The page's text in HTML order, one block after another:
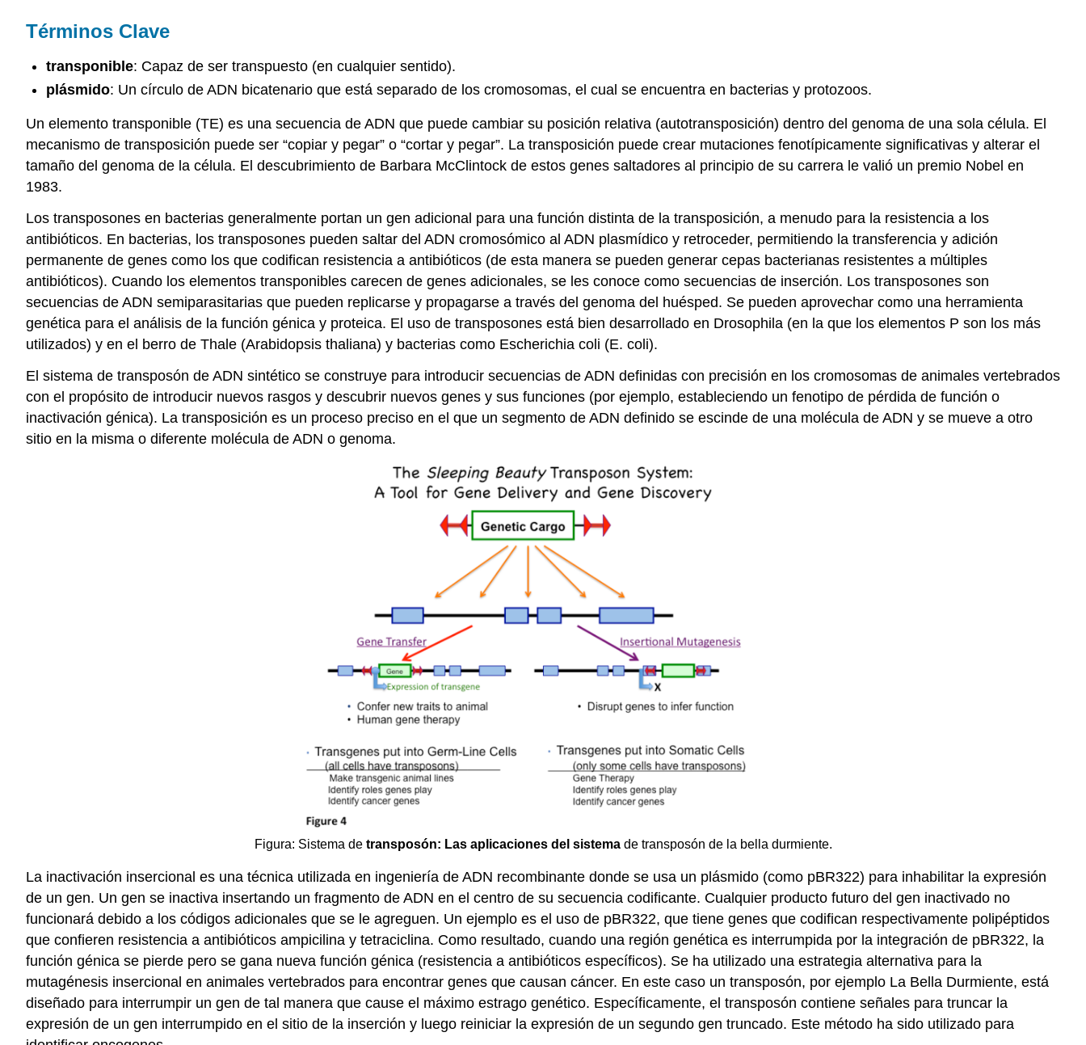
Términos Clave
transponible: Capaz de ser transpuesto (en cualquier sentido).
plásmido: Un círculo de ADN bicatenario que está separado de los cromosomas, el cual se encuentra en bacterias y protozoos.
Un elemento transponible (TE) es una secuencia de ADN que puede cambiar su posición relativa (autotransposición) dentro del genoma de una sola célula. El
mecanismo de transposición puede ser “copiar y pegar” o “cortar y pegar”. La transposición puede crear mutaciones fenotípicamente significativas y alterar el
tamaño del genoma de la célula. El descubrimiento de Barbara McClintock de estos genes saltadores al principio de su carrera le valió un premio Nobel en
1983.
Los transposones en bacterias generalmente portan un gen adicional para una función distinta de la transposición, a menudo para la resistencia a los
antibióticos. En bacterias, los transposones pueden saltar del ADN cromosómico al ADN plasmídico y retroceder, permitiendo la transferencia y adición
permanente de genes como los que codifican resistencia a antibióticos (de esta manera se pueden generar cepas bacterianas resistentes a múltiples
antibióticos). Cuando los elementos transponibles carecen de genes adicionales, se les conoce como secuencias de inserción. Los transposones son
secuencias de ADN semiparasitarias que pueden replicarse y propagarse a través del genoma del huésped. Se pueden aprovechar como una herramienta
genética para el análisis de la función génica y proteica. El uso de transposones está bien desarrollado en Drosophila (en la que los elementos P son los más
utilizados) y en el berro de Thale (Arabidopsis thaliana) y bacterias como Escherichia coli (E. coli).
El sistema de transposón de ADN sintético se construye para introducir secuencias de ADN definidas con precisión en los cromosomas de animales vertebrados
con el propósito de introducir nuevos rasgos y descubrir nuevos genes y sus funciones (por ejemplo, estableciendo un fenotipo de pérdida de función o
inactivación génica). La transposición es un proceso preciso en el que un segmento de ADN definido se escinde de una molécula de ADN y se mueve a otro
sitio en la misma o diferente molécula de ADN o genoma.
Figura: Sistema de transposón: Las aplicaciones del sistemade transposón de la bella durmiente.
La inactivación insercional es una técnica utilizada en ingeniería de ADN recombinante donde se usa un plásmido (como pBR322) para inhabilitar la expresión
de un gen. Un gen se inactiva insertando un fragmento de ADN en el centro de su secuencia codificante. Cualquier producto futuro del gen inactivado no
funcionará debido a los códigos adicionales que se le agreguen. Un ejemplo es el uso de pBR322, que tiene genes que codifican respectivamente polipéptidos
que confieren resistencia a antibióticos ampicilina y tetraciclina. Como resultado, cuando una región genética es interrumpida por la integración de pBR322, la
función génica se pierde pero se gana nueva función génica (resistencia a antibióticos específicos). Se ha utilizado una estrategia alternativa para la
mutagénesis insercional en animales vertebrados para encontrar genes que causan cáncer. En este caso un transposón, por ejemplo La Bella Durmiente, está
diseñado para interrumpir un gen de tal manera que cause el máximo estrago genético. Específicamente, el transposón contiene señales para truncar la
expresión de un gen interrumpido en el sitio de la inserción y luego reiniciar la expresión de un segundo gen truncado. Este método ha sido utilizado para